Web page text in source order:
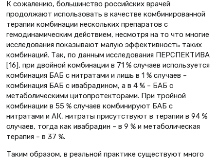
К сожалению, большинство российских врачей
продолжают использовать в качестве комбинированной
терапии комбинации нескольких препаратов с
гемодинамическим действием, несмотря на то что многие
исследования показывают малую эффективность таких
комбинаций. Так, по данным исследования ПЕРСПЕКТИВА
[16], при двойной комбинации в 71 % случаев используется
комбинация БАБ с нитратами и лишь в 1 % случаев –
комбинация БАБ с ивабрадином, а в 4 % – БАБ с
метаболическими цитопротекторами. При тройной
комбинации в 55 % случаев комбинируют БАБ с
нитратами и АК, нитраты присутствуют в терапии в 94 %
случаев, тогда как ивабрадин – в 9 % и метаболическая
терапия – в 37 %.
Таким образом, в реальной практике существуют много